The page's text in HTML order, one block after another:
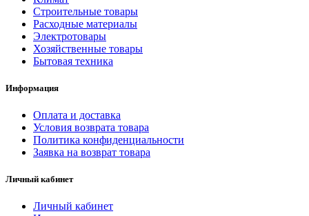
Строительные товары
Расходные материалы
Электротовары
Хозяйственные товары
Бытовая техника
Информация
Оплата и доставка
Условия возврата товара
Политика конфиденциальности
Заявка на возврат товара
Личный кабинет
Личный кабинет